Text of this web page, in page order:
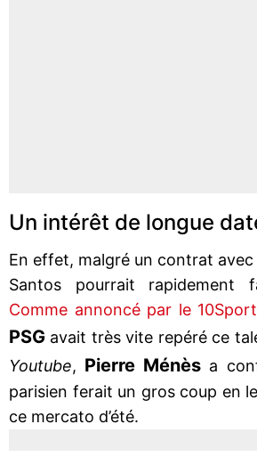
Un intérêt de longue
En effet, malgré un contrat
Santos pourrait rapidement
Comme annoncé par le
PSG avait très vite repéré ce
Youtube, Pierre Ménès a
parisien ferait un gros coup en
ce mercato d’été.